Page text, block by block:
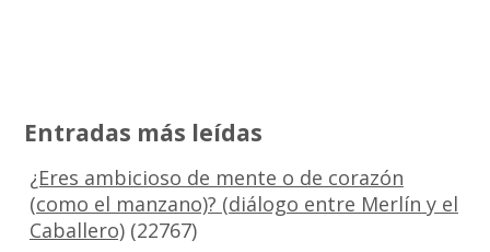
Entradas más leídas
¿Eres ambicioso de mente o de corazón
(como el manzano)? (diálogo entre Merlín y el
Caballero)(22767)